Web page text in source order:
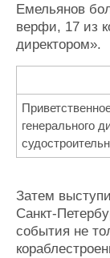
Емельянов
верфи, 17 из
директором».
генерального
Затем
Санкт-
события не